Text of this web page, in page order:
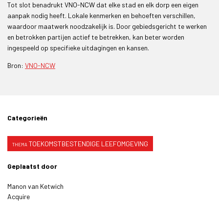
Tot slot benadrukt VNO-NCW dat elke stad en elk dorp een eigen
aanpak nodig heeft. Lokale kenmerken en behoeften verschillen,
waardoor maatwerk noodzakelijk is. Door gebiedsgericht te werken
en betrokken partijen actief te betrekken, kan beter worden
ingespeeld op specifieke uitdagingen en kansen.
Bron: VNO-NCW
Categorieën
TOEKOMSTBESTENDIGE LEEFOMGEVING
Geplaatst door
Manon van Ketwich
Acquire